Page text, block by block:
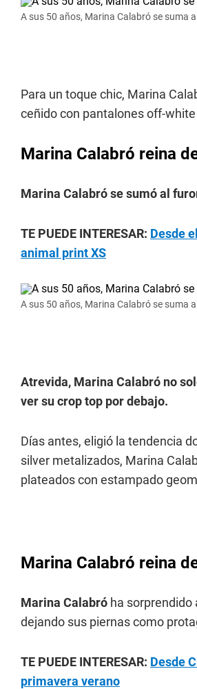
A sus 50 años, Marina Calabró se suma
Para un toque chic, Marina
ceñido con pantalones off-
Marina Calabró reina
Marina Calabró se sumó al
TE PUEDE INTERESAR: Desde
animal print XS
A sus 50 años, Marina Calabró se suma
Atrevida, Marina Calabró no
ver su crop top por debajo.
Días antes, eligió la tendencia
silver metalizados, Marina
plateados con estampado
Marina Calabró reina
Marina Calabró ha sorprendido
dejando sus piernas como
TE PUEDE INTERESAR: Desde
primavera verano